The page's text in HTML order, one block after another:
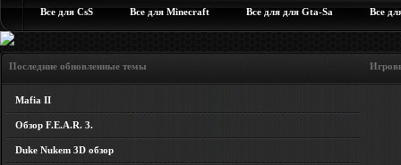
Все для CsS Все для Minecraft Все для для Gta-Sa Все
Последние обновленные темы Игровые
Mafia II
Обзор F.E.A.R. 3.
Duke Nukem 3D обзор